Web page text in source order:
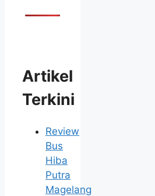
Artikel
Terkini
Review
Bus
Hiba
Putra
Magelang